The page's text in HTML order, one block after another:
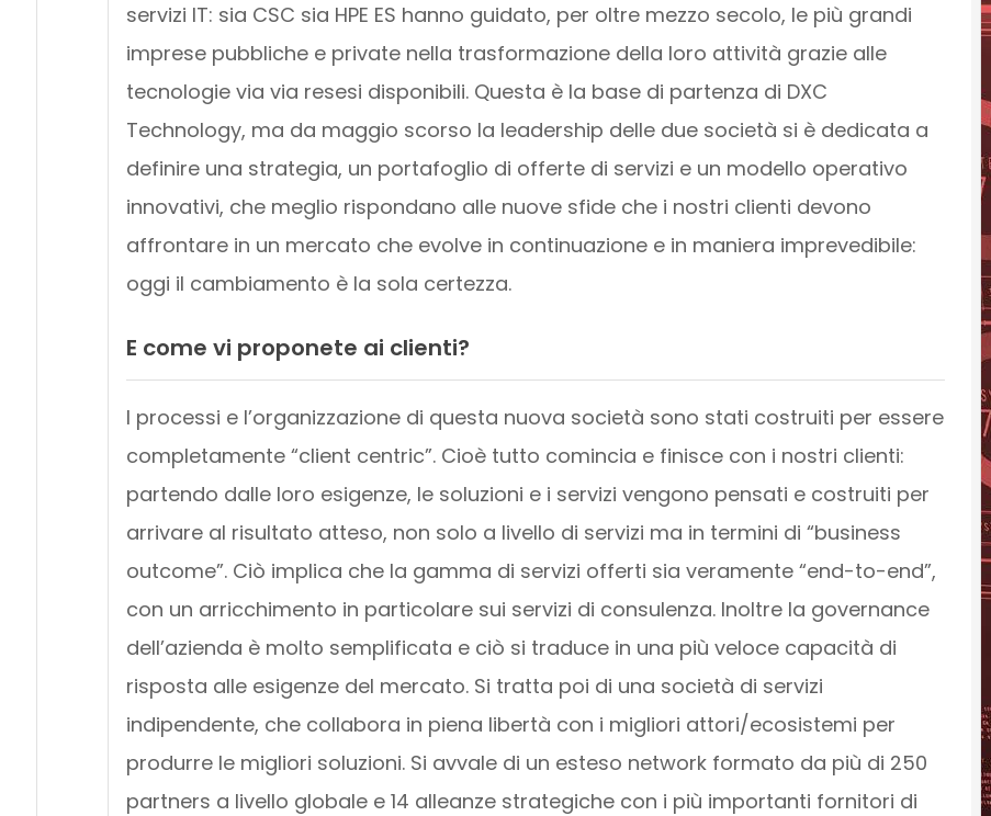
servizi IT: sia CSC sia HPE ES hanno guidato, per oltre mezzo secolo, le più grandi
imprese pubbliche e private nella trasformazione della loro attività grazie alle
tecnologie via via resesi disponibili. Questa è la base di partenza di DXC
Technology, ma da maggio scorso la leadership delle due società si è dedicata a
definire una strategia, un portafoglio di offerte di servizi e un modello operativo
innovativi, che meglio rispondano alle nuove sfide che i nostri clienti devono
affrontare in un mercato che evolve in continuazione e in maniera imprevedibile:
oggi il cambiamento è la sola certezza.
E come vi proponete ai clienti?
I processi e l’organizzazione di questa nuova società sono stati costruiti per essere
completamente “client centric”. Cioè tutto comincia e finisce con i nostri clienti:
partendo dalle loro esigenze, le soluzioni e i servizi vengono pensati e costruiti per
arrivare al risultato atteso, non solo a livello di servizi ma in termini di “business
outcome”. Ciò implica che la gamma di servizi offerti sia veramente “end-to-end”,
con un arricchimento in particolare sui servizi di consulenza. Inoltre la governance
dell’azienda è molto semplificata e ciò si traduce in una più veloce capacità di
risposta alle esigenze del mercato. Si tratta poi di una società di servizi
indipendente, che collabora in piena libertà con i migliori attori/ecosistemi per
produrre le migliori soluzioni. Si avvale di un esteso network formato da più di 250
partners a livello globale e 14 alleanze strategiche con i più importanti fornitori di